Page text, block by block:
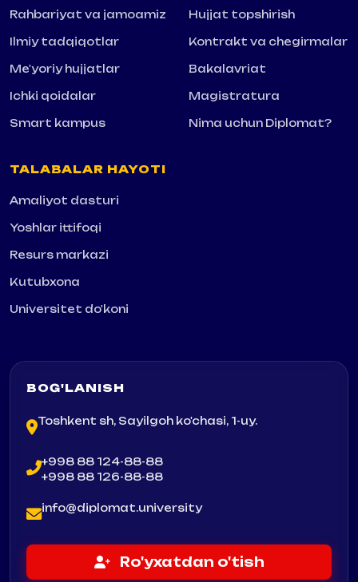
Rahbariyat va jamoamiz
Ilmiy tadqiqotlar
Me'yoriy hujjatlar
Ichki qoidalar
Smart kampus
Hujjat topshirish
Kontrakt va chegirmalar
Bakalavriat
Magistratura
Nima uchun Diplomat?
TALABALAR HAYOTI
Amaliyot dasturi
Yoshlar ittifoqi
Resurs markazi
Kutubxona
Universitet do'koni
BOG'LANISH
Toshkent sh, Sayilgoh ko'chasi, 1-uy.
+998 88 124-88-88
+998 88 126-88-88
info@diplomat.university
Ro'yxatdan o'tish